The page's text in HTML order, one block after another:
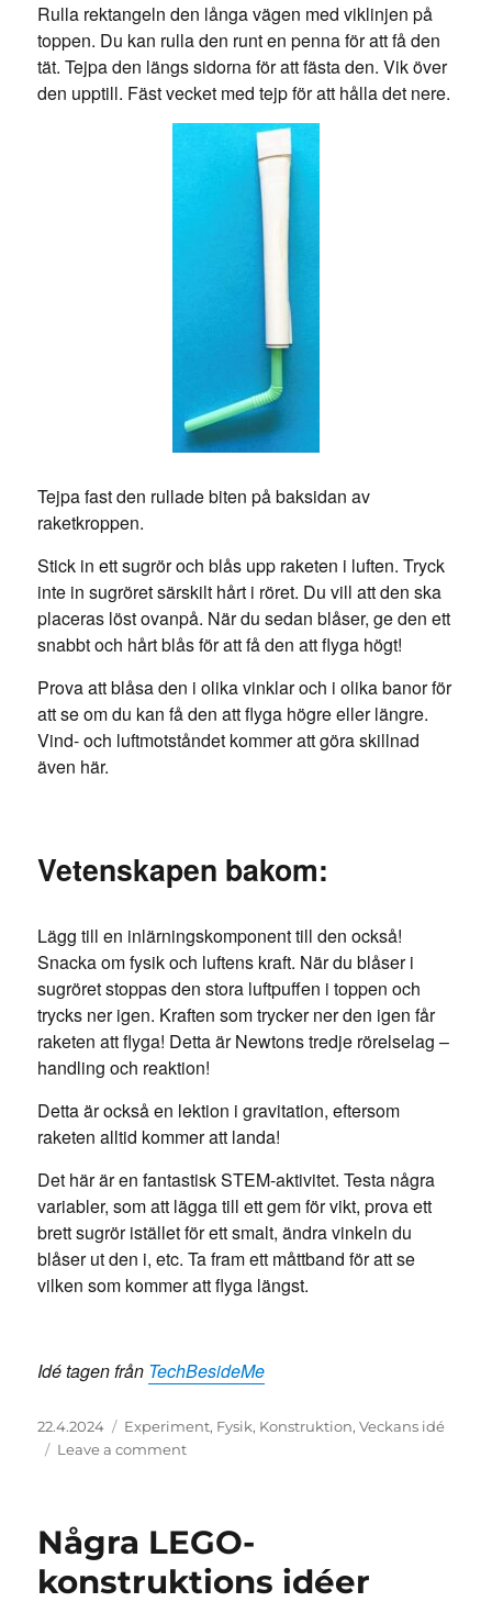
Rulla rektangeln den långa vägen med viklinjen på
toppen. Du kan rulla den runt en penna för att få den
tät. Tejpa den längs sidorna för att fästa den. Vik över
den upptill. Fäst vecket med tejp för att hålla det nere.
Tejpa fast den rullade biten på baksidan av
raketkroppen.
Stick in ett sugrör och blås upp raketen i luften. Tryck
inte in sugröret särskilt hårt i röret. Du vill att den ska
placeras löst ovanpå. När du sedan blåser, ge den ett
snabbt och hårt blås för att få den att flyga högt!
Prova att blåsa den i olika vinklar och i olika banor för
att se om du kan få den att flyga högre eller längre.
Vind- och luftmotståndet kommer att göra skillnad
även här.
Vetenskapen bakom:
Lägg till en inlärningskomponent till den också!
Snacka om fysik och luftens kraft. När du blåser i
sugröret stoppas den stora luftpuffen i toppen och
trycks ner igen. Kraften som trycker ner den igen får
raketen att flyga! Detta är Newtons tredje rörelselag –
handling och reaktion!
Detta är också en lektion i gravitation, eftersom
raketen alltid kommer att landa!
Det här är en fantastisk STEM-aktivitet. Testa några
variabler, som att lägga till ett gem för vikt, prova ett
brett sugrör istället för ett smalt, ändra vinkeln du
blåser ut den i, etc. Ta fram ett måttband för att se
vilken som kommer att flyga längst.
Idé tagen från TechBesideMe
Posted
on
22.4.2024 Categories
Experiment, Fysik, Konstruktion,Veckans idé
Leave a commenton
Några LEGO-
konstruktions idéer